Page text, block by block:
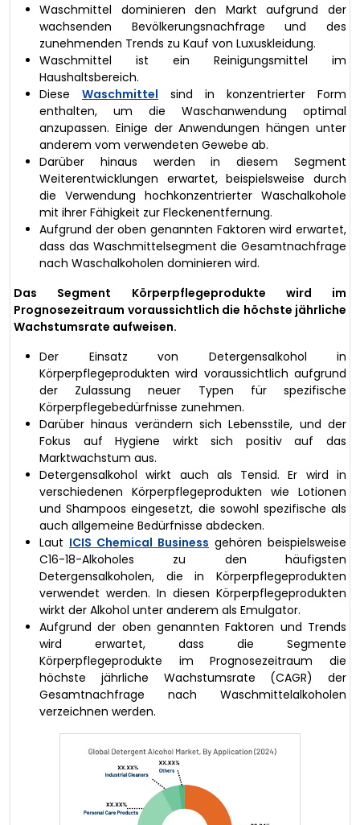
Waschmittel dominieren den Markt aufgrund der
wachsenden Bevölkerungsnachfrage und des
zunehmenden Trends zu Kauf von Luxuskleidung.
Waschmittel ist ein Reinigungsmittel im
Haushaltsbereich.
Diese Waschmittel sind in konzentrierter Form
enthalten, um die Waschanwendung optimal
anzupassen. Einige der Anwendungen hängen unter
anderem vom verwendeten Gewebe ab.
Darüber hinaus werden in diesem Segment
Weiterentwicklungen erwartet, beispielsweise durch
die Verwendung hochkonzentrierter Waschalkohole
mit ihrer Fähigkeit zur Fleckenentfernung.
Aufgrund der oben genannten Faktoren wird erwartet,
dass das Waschmittelsegment die Gesamtnachfrage
nach Waschalkoholen dominieren wird.
Das Segment Körperpflegeprodukte wird im
Prognosezeitraum voraussichtlich die höchste jährliche
Wachstumsrate aufweisen.
Der Einsatz von Detergensalkohol in
Körperpflegeprodukten wird voraussichtlich aufgrund
der Zulassung neuer Typen für spezifische
Körperpflegebedürfnisse zunehmen.
Darüber hinaus verändern sich Lebensstile, und der
Fokus auf Hygiene wirkt sich positiv auf das
Marktwachstum aus.
Detergensalkohol wirkt auch als Tensid. Er wird in
verschiedenen Körperpflegeprodukten wie Lotionen
und Shampoos eingesetzt, die sowohl spezifische als
auch allgemeine Bedürfnisse abdecken.
Laut ICIS Chemical Business gehören beispielsweise
C16-18-Alkoholes zu den häufigsten
Detergensalkoholen, die in Körperpflegeprodukten
verwendet werden. In diesen Körperpflegeprodukten
wirkt der Alkohol unter anderem als Emulgator.
Aufgrund der oben genannten Faktoren und Trends
wird erwartet, dass die Segmente
Körperpflegeprodukte im Prognosezeitraum die
höchste jährliche Wachstumsrate (CAGR) der
Gesamtnachfrage nach Waschmittelalkoholen
verzeichnen werden.